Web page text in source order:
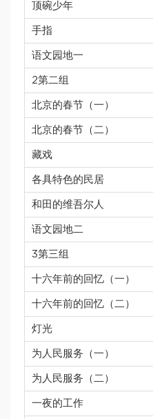
顶碗少年
手指
语文园地一
2第二组
北京的春节（一）
北京的春节（二）
藏戏
各具特色的民居
和田的维吾尔人
语文园地二
3第三组
十六年前的回忆（一）
十六年前的回忆（二）
灯光
为人民服务（一）
为人民服务（二）
一夜的工作